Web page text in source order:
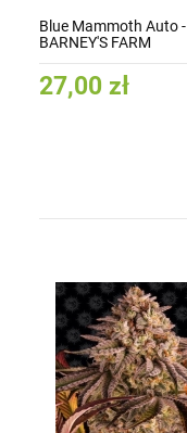
Blue Mammoth Auto -
BARNEY'S FARM
27,00 zł